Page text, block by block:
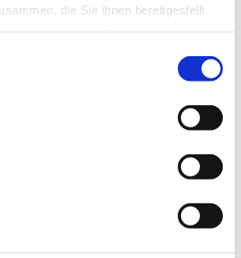
die Sie ihnen bereitgestellt
Sie auch interessieren